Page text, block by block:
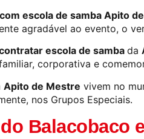
escola de samba Apito
agradável ao evento, o
escola de samba da
corporativa e
Apito de Mestre vivem no
nos Grupos Especiais.
Balacobaco